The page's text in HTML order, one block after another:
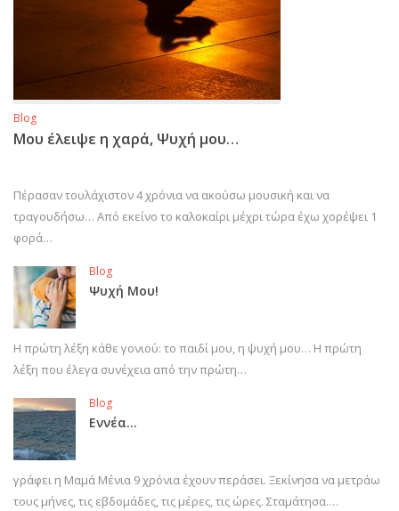
Blog
Μου έλειψε η χαρά, Ψυχή μου…
Πέρασαν τουλάχιστον 4 χρόνια να ακούσω μουσική και να
τραγουδήσω… Από εκείνο το καλοκαίρι μέχρι τώρα έχω χορέψει 1
φορά…
Blog
Ψυχή Μου!
Η πρώτη λέξη κάθε γονιού: το παιδί μου, η ψυχή μου… Η πρώτη
λέξη που έλεγα συνέχεια από την πρώτη…
Blog
Εννέα…
γράφει η Μαμά Μένια 9 χρόνια έχουν περάσει. Ξεκίνησα να μετράω
τους μήνες, τις εβδομάδες, τις μέρες, τις ώρες. Σταμάτησα.…